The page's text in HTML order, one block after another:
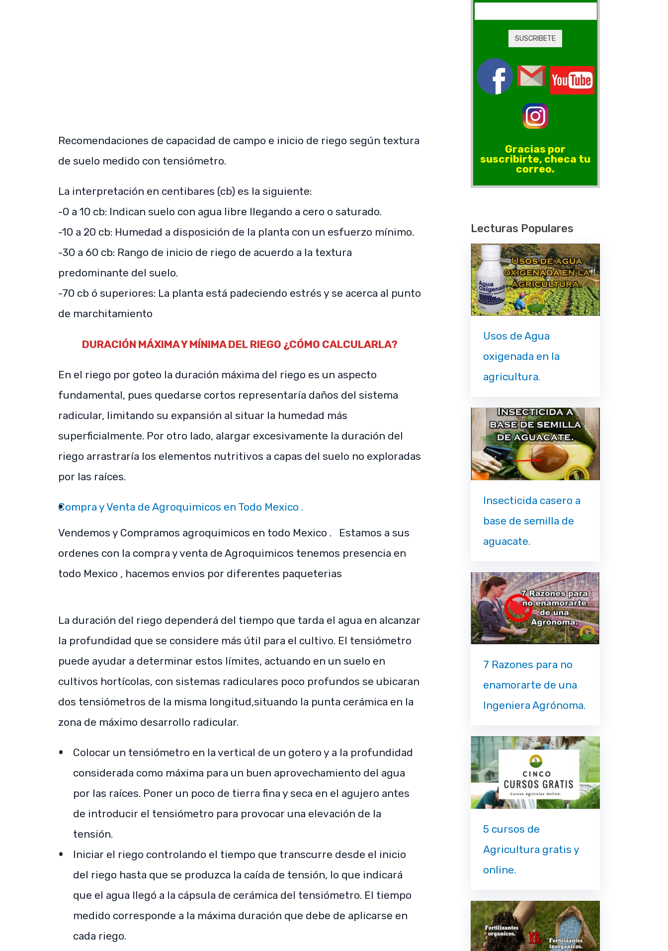
Recomendaciones de capacidad de campo e inicio de riego según textura
de suelo medido con tensiómetro.
La interpretación en centibares (cb) es la siguiente:
-0 a 10 cb: Indican suelo con agua libre llegando a cero o saturado.
-10 a 20 cb: Humedad a disposición de la planta con un esfuerzo mínimo.
-30 a 60 cb: Rango de inicio de riego de acuerdo a la textura
predominante del suelo.
-70 cb ó superiores: La planta está padeciendo estrés y se acerca al punto
de marchitamiento
DURACIÓN MÁXIMA Y MÍNIMA DEL RIEGO ¿CÓMO CALCULARLA?
En el riego por goteo la duración máxima del riego es un aspecto
fundamental, pues quedarse cortos representaría daños del sistema
radicular, limitando su expansión al situar la humedad más
superficialmente. Por otro lado, alargar excesivamente la duración del
riego arrastraría los elementos nutritivos a capas del suelo no exploradas
por las raíces.
Compra y Venta de Agroquimicos en Todo Mexico .
Vendemos y Compramos agroquimicos en todo Mexico . Estamos a sus
ordenes con la compra y venta de Agroquimicos tenemos presencia en
todo Mexico , hacemos envios por diferentes paqueterias
La duración del riego dependerá del tiempo que tarda el agua en alcanzar
la profundidad que se considere más útil para el cultivo. El tensiómetro
puede ayudar a determinar estos límites, actuando en un suelo en
cultivos hortícolas, con sistemas radiculares poco profundos se ubicaran
dos tensiómetros de la misma longitud,situando la punta cerámica en la
zona de máximo desarrollo radicular.
Colocar un tensiómetro en la vertical de un gotero y a la profundidad
considerada como máxima para un buen aprovechamiento del agua
por las raíces. Poner un poco de tierra fina y seca en el agujero antes
de introducir el tensiómetro para provocar una elevación de la
tensión.
Iniciar el riego controlando el tiempo que transcurre desde el inicio
del riego hasta que se produzca la caída de tensión, lo que indicará
que el agua llegó a la cápsula de cerámica del tensiómetro. El tiempo
medido corresponde a la máxima duración que debe de aplicarse en
cada riego.
Gracias por
suscribirte, checa tu
correo.
Lecturas Populares
Usos de Agua
oxigenada en la
agricultura.
Insecticida casero a
base de semilla de
aguacate.
7 Razones para no
enamorarte de una
Ingeniera Agrónoma.
5 cursos de
Agricultura gratis y
online.